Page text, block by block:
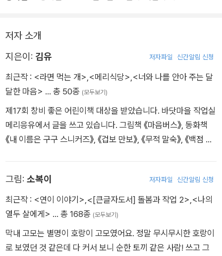
의 등을 밀기 시작했다. 아픈 마음을 위로하고 다독여주듯 상대의
등을 어루만졌다. 개들의 어두웠던 얼굴들이 차츰 밝아지기 시작
★독후활동지 받기★
저자 소개
지은이: 김유 저자파일 신간알림 신청
최근작 : <라면 먹는 개>,<메리식당>,<너와 나를 안아 주는 달
달한 마음> … 총 50종 (모두보기)
제17회 창비 좋은 어린이책 대상을 받았습니다. 바닷마을 작업실
메리응유에서 글을 쓰고 있습니다. 그림책 《마음버스》, 동화책
《내 이름은 구구 스니커즈》, 《겁보 만보》, 《무적 말숙》, 《백점 백
아이》, 인물 이야기 《이중섭》 등을 썼습니다.
그림: 소복이 저자파일 신간알림 신청
최근작 : <연이 이야기>,<[큰글자도서] 돌봄과 작업 2>,<나의
열두 살에게> … 총 168종 (모두보기)
막내 고모는 별명이 호랑이 고모였어요. 정말 무시무시한 호랑이
로 보였던 것 같은데 다 커서 보니 순한 토끼 같은 사람! 쓰고 그